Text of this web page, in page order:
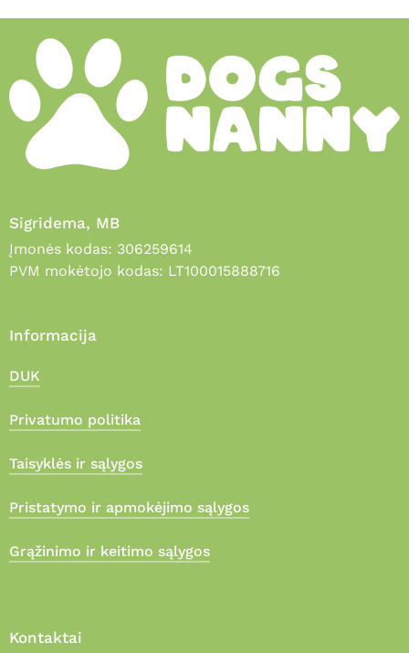
Sigridema, MB
Įmonės kodas: 306259614
PVM mokėtojo kodas: LT100015888716
Informacija
DUK
Privatumo politika
Taisyklės ir sąlygos
Pristatymo ir apmokėjimo sąlygos
Grąžinimo ir keitimo sąlygos
Kontaktai